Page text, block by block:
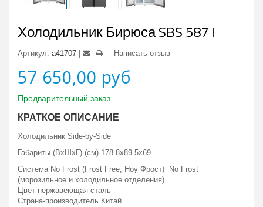
Холодильник Бирюса SBS 587 I
Артикул: a41707 Написать отзыв
57 650,00 руб
Предварительный заказ
КРАТКОЕ ОПИСАНИЕ
Холодильник Side-by-Side
Габариты (ВxШxГ) (см) 178.8x89.5x69
Система No Frost (Frost Free, Ноу Фрост) No Frost
(морозильное и холодильное отделения)
Цвет нержавеющая сталь
Страна-производитель Китай